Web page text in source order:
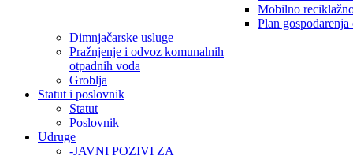
Mobilno
Plan gospodarenja
Dimnjačarske usluge
Pražnjenje i odvoz komunalnih
otpadnih voda
Groblja
Statut i poslovnik
Statut
Poslovnik
Udruge
-JAVNI POZIVI ZA